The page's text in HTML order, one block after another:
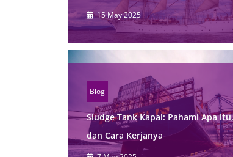
15 May 2025
Blog
Sludge Tank Kapal: Pahami Apa
dan Cara Kerjanya